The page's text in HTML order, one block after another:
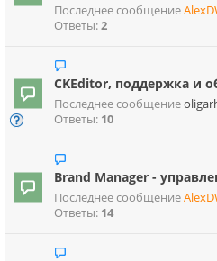
Последнее сообщение
Ответы:2
CKEditor, поддержка и
Последнее сообщение
Ответы: 10
Brand Manager -
Последнее сообщение
Ответы: 14